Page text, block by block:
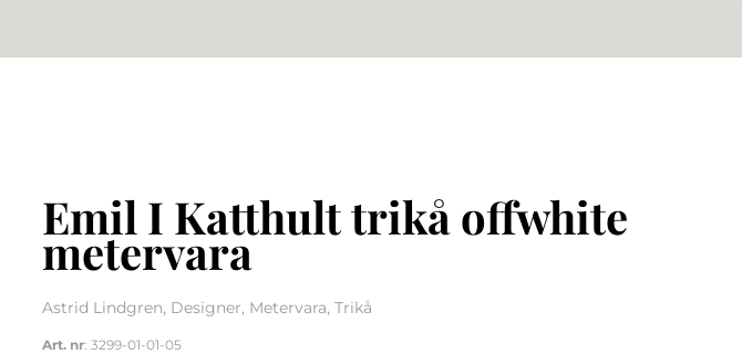
Emil I Katthult trikå offwhite
metervara
Astrid Lindgren, Designer, Metervara, Trikå
Art. nr: 3299-01-01-05